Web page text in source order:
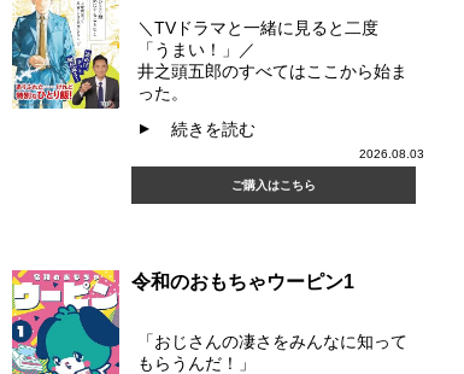
＼TVドラマと一緒に見ると二度
「うまい！」／
井之頭五郎のすべてはここから始ま
った。
▲ 続きを読む
2026.08.03
ご購入はこちら
令和のおもちゃウーピン1
「おじさんの凄さをみんなに知って
もらうんだ！」